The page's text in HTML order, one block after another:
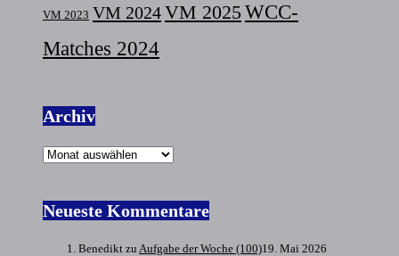
VM 2023 VM 2024VM 2025 WCC-
Matches 2024
Archiv
Archiv
Neueste Kommentare
Benedikt zu Aufgabe der Woche (100)19. Mai 2026